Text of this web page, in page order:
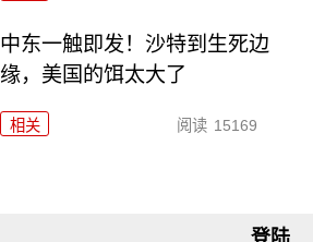
中东一触即发！沙特到生死边
缘，美国的饵太大了
相关 阅读 15169
登陆